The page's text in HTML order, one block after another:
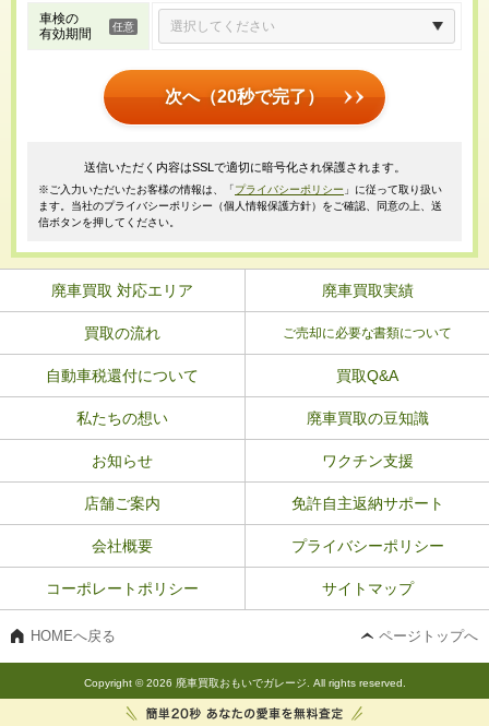
車検の
有効期間
次へ（20秒で完了）
送信いただく内容はSSLで適切に暗号化され保護されます。
※ご入力いただいたお客様の情報は、「プライバシーポリシー 」に従って取り扱い
ます。当社のプライバシーポリシー（個人情報保護方針）をご確認、同意の上、送
信ボタンを押してください。
廃車買取 対応エリア 廃車買取実績
買取の流れ ご売却に必要な書類について
自動車税還付について 買取Q&A
私たちの想い 廃車買取の豆知識
お知らせ ワクチン支援
店舗ご案内 免許自主返納サポート
会社概要 プライバシーポリシー
コーポレートポリシー サイトマップ
HOMEへ戻る ページトップへ
Copyright © 2026 廃車買取おもいでガレージ. All rights reserved.